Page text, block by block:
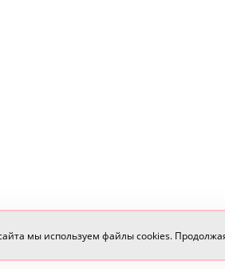
мы используем файлы cookies.